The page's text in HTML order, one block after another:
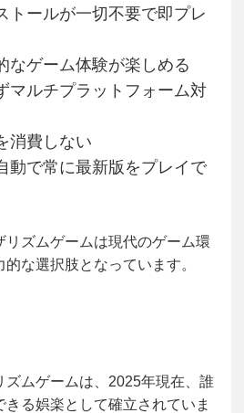
トールが一切不要で即プレ
なゲーム体験が楽しめる
マルチプラットフォーム対
消費しない
動で常に最新版をプレイで
リズムゲームは現代のゲーム環
な選択肢となっています。
ズムゲームは、2025年現在、誰
きる娯楽として確立されていま